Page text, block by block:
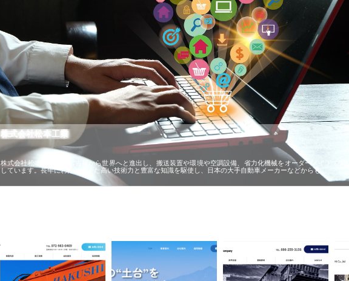
株式会社松本工業
株式会社松本工業は、名古屋から世界へと進出し、搬送装置や環境や空調設備、省力化機械をオーダーメイドで製作
しています。長年にわたり蓄えた高い技術力と豊富な知識を駆使し、日本の大手自動車メーカーなどからも…